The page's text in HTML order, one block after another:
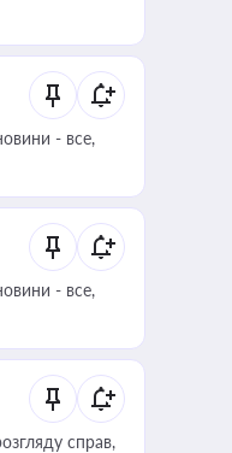
- все,
- все,
справ,